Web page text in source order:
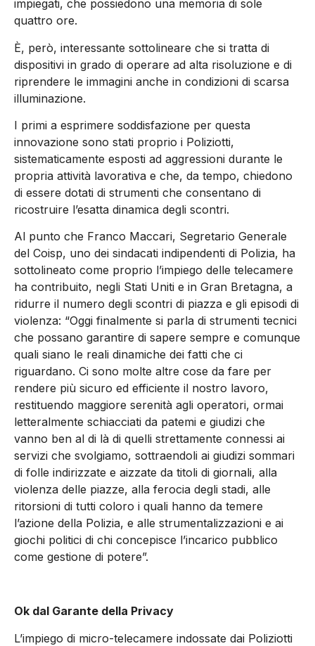
impiegati, che possiedono una memoria di sole
quattro ore.
È, però, interessante sottolineare che si tratta di
dispositivi in grado di operare ad alta risoluzione e di
riprendere le immagini anche in condizioni di scarsa
illuminazione.
I primi a esprimere soddisfazione per questa
innovazione sono stati proprio i Poliziotti,
sistematicamente esposti ad aggressioni durante le
propria attività lavorativa e che, da tempo, chiedono
di essere dotati di strumenti che consentano di
ricostruire l’esatta dinamica degli scontri.
Al punto che Franco Maccari, Segretario Generale
del Coisp, uno dei sindacati indipendenti di Polizia, ha
sottolineato come proprio l’impiego delle telecamere
ha contribuito, negli Stati Uniti e in Gran Bretagna, a
ridurre il numero degli scontri di piazza e gli episodi di
violenza: “Oggi finalmente si parla di strumenti tecnici
che possano garantire di sapere sempre e comunque
quali siano le reali dinamiche dei fatti che ci
riguardano. Ci sono molte altre cose da fare per
rendere più sicuro ed efficiente il nostro lavoro,
restituendo maggiore serenità agli operatori, ormai
letteralmente schiacciati da patemi e giudizi che
vanno ben al di là di quelli strettamente connessi ai
servizi che svolgiamo, sottraendoli ai giudizi sommari
di folle indirizzate e aizzate da titoli di giornali, alla
violenza delle piazze, alla ferocia degli stadi, alle
ritorsioni di tutti coloro i quali hanno da temere
l’azione della Polizia, e alle strumentalizzazioni e ai
giochi politici di chi concepisce l’incarico pubblico
come gestione di potere”.
Ok dal Garante della Privacy
L’impiego di micro-telecamere indossate dai Poliziotti